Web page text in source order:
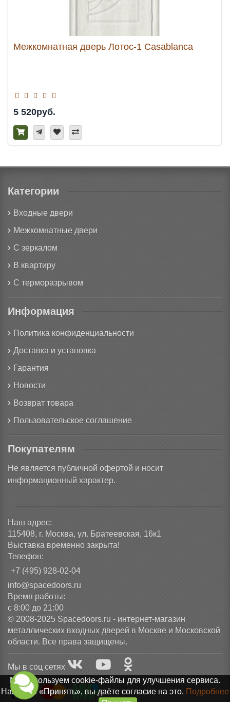
Межкомнатная дверь Лотос-1 Casablanca
5 520руб.
Категории
Входные двери
Межкомнатные двери
С зеркалом
В квартиру
С терморазрывом
Информация
Политика конфиденциальности
Доставка и установка
Гарантия
Новости
Возврат товара
Пользовательское соглашение
Покупателям
Не является публичной офертой и носит
информационный характер.
Наш адрес:
115408, г. Москва, ул. Братеевская, 16к1
Выставка временно закрыта!
Телефон:
+7 (495) 928-02-04
info@spacedoors.ru
Время работы:
с 8:00 до 21:00
© 2008-2025 Spacedoors.ru - интернет-магазин
металлических входных дверей в Москве и Московской
области. Все права защищены.
Мы в соц сетях
Мы используем cookie-файлы для улучшения сервиса.
Нажимая «Принять», вы даёте согласие на это. Подробнее